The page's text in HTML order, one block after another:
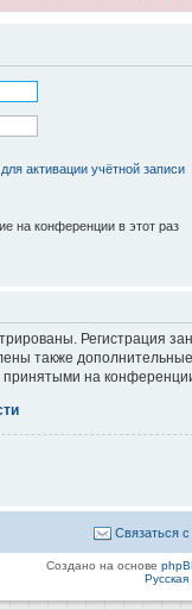
активации учётной записи
на конференции в этот раз
Регистрация
также
на
Связаться
Создано на основе